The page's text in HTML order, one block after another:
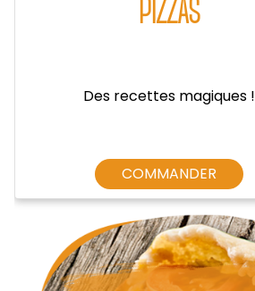
PIZZAS
Des recettes magiques !
COMMANDER